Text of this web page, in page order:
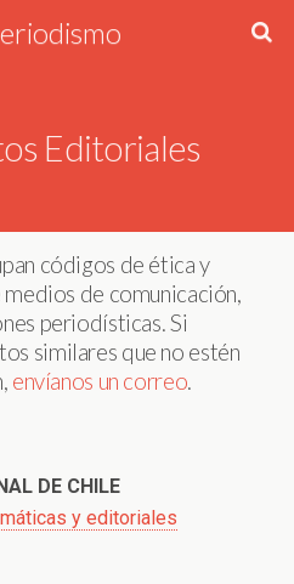
Editoriales
códigos de ética y
de comunicación,
periodísticas. Si
similares que no estén
envíanos un correo.
DE CHILE
y editoriales